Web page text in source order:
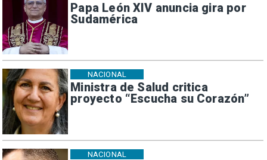
Papa León XIV anuncia gira por
Sudamérica
Ministra de Salud critica
proyecto “Escucha su Corazón”
NACIONAL
NACIONAL